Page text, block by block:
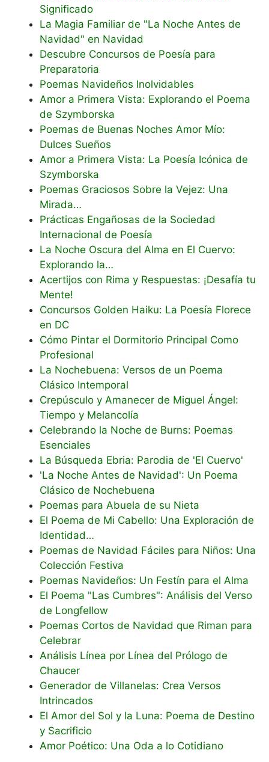
Significado
La Magia Familiar de "La Noche Antes de
Navidad" en Navidad
Descubre Concursos de Poesía para
Preparatoria
Poemas Navideños Inolvidables
Amor a Primera Vista: Explorando el Poema
de Szymborska
Poemas de Buenas Noches Amor Mío:
Dulces Sueños
Amor a Primera Vista: La Poesía Icónica de
Szymborska
Poemas Graciosos Sobre la Vejez: Una
Mirada…
Prácticas Engañosas de la Sociedad
Internacional de Poesía
La Noche Oscura del Alma en El Cuervo:
Explorando la…
Acertijos con Rima y Respuestas: ¡Desafía tu
Mente!
Concursos Golden Haiku: La Poesía Florece
en DC
Cómo Pintar el Dormitorio Principal Como
Profesional
La Nochebuena: Versos de un Poema
Clásico Intemporal
Crepúsculo y Amanecer de Miguel Ángel:
Tiempo y Melancolía
Celebrando la Noche de Burns: Poemas
Esenciales
La Búsqueda Ebria: Parodia de 'El Cuervo'
'La Noche Antes de Navidad': Un Poema
Clásico de Nochebuena
Poemas para Abuela de su Nieta
El Poema de Mi Cabello: Una Exploración de
Identidad…
Poemas de Navidad Fáciles para Niños: Una
Colección Festiva
Poemas Navideños: Un Festín para el Alma
El Poema "Las Cumbres": Análisis del Verso
de Longfellow
Poemas Cortos de Navidad que Riman para
Celebrar
Análisis Línea por Línea del Prólogo de
Chaucer
Generador de Villanelas: Crea Versos
Intrincados
El Amor del Sol y la Luna: Poema de Destino
y Sacrificio
Amor Poético: Una Oda a lo Cotidiano